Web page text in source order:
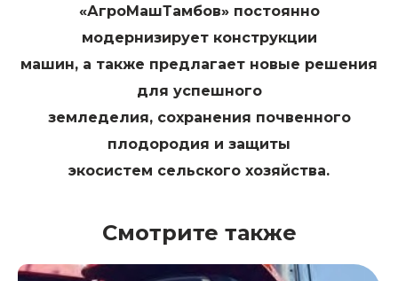
«АгроМашТамбов» постоянно
модернизирует конструкции
машин, а также предлагает новые решения
для успешного
земледелия, сохранения почвенного
плодородия и защиты
экосистем сельского хозяйства.
Смотрите также